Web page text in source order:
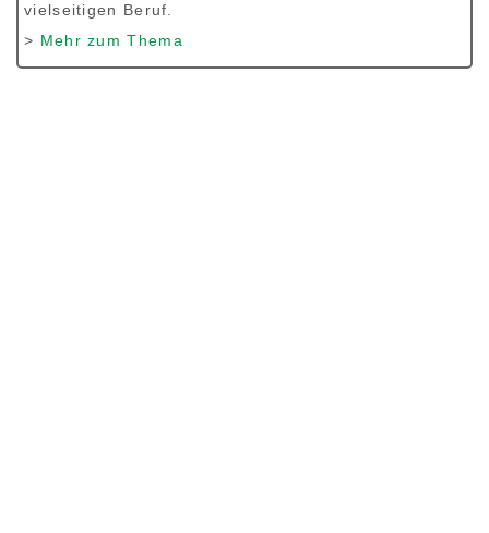
vielseitigen Beruf.
> Mehr zum Thema